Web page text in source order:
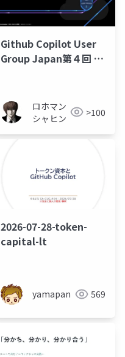
Github Copilot User
Group Japan第４回 登
ロホマン
シャヒン
>100
2026-07-28-token-
capital-lt
yamapan 569